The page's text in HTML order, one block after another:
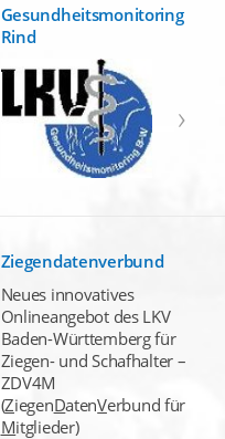
Gesundheitsmonitoring
Rind
Ziegendatenverbund
Neues innovatives
Onlineangebot des LKV
Baden-Württemberg für
Ziegen- und Schafhalter –
ZDV4M
(ZiegenDatenVerbund für
Mitglieder)